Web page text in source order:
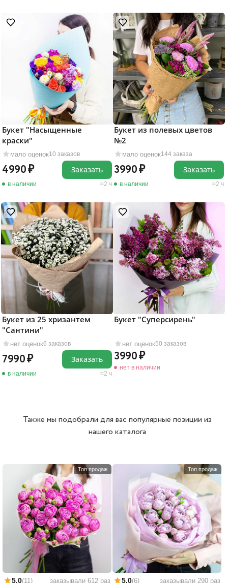
мало оценок10 заказов
Букет "Насыщенные
краски"
4990
в наличии 2 ч
Заказать
мало оценок144 заказа
Букет из полевых цветов
№2
3990
в наличии 2 ч
Заказать
нет оценок6 заказов
Букет из 25 хризантем
"Сантини"
7990
в наличии 2 ч
Заказать
нет оценок50 заказов
Букет "Суперсирень"
3990
нет в наличии
Также мы подобрали для вас популярные позиции из
нашего каталога
Топ продаж
5,0(11) заказывали 612 раз
Топ продаж
5,0(6) заказывали 290 раз